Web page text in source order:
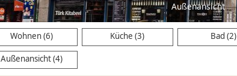
Außenansicht
Wohnen (6) Küche (3) Bad (2)
Außenansicht (4)